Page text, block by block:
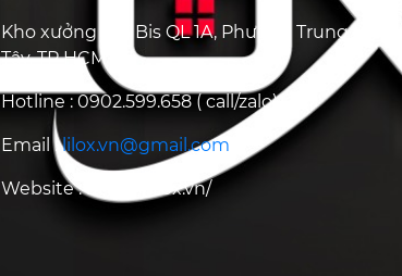
Kho xưởng : 05 Bis QL 1A, Phường Trung Mỹ
Tây, TP HCM
Hotline :0902.599.658( call/zalo)
Email :lilox.vn@gmail.com
Website : https://lilox.vn/